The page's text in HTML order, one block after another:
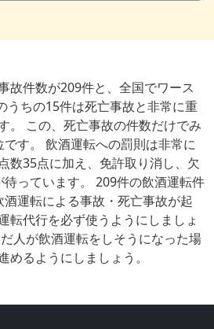
故件数が209件と、全国でワース
うちの15件は死亡事故と非常に重
。 この、死亡事故の件数だけでみ
す。 飲酒運転への罰則は非常に
数35点に加え、免許取り消し、欠
っています。 209件の飲酒運転件
運転による事故・死亡事故が起
転代行を必ず使うようにしましょ
人が飲酒運転をしそうになった場
るようにしましょう。